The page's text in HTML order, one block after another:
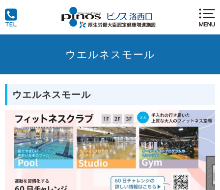
ウエルネスモール
ウエルネスモール